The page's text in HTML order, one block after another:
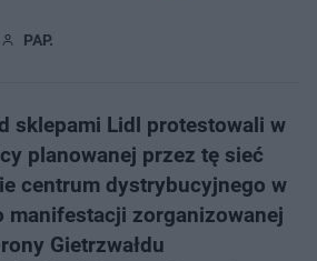
PAP.
sklepami Lidl protestowali w
planowanej przez tę sieć
centrum dystrybucyjnego w
manifestacji zorganizowanej
Gietrzwałdu